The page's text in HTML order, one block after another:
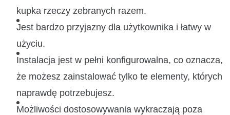
kupka rzeczy zebranych razem.
Jest bardzo przyjazny dla użytkownika i łatwy w
użyciu.
Instalacja jest w pełni konfigurowalna, co oznacza,
że możesz zainstalować tylko te elementy, których
naprawdę potrzebujesz.
Możliwości dostosowywania wykraczają poza